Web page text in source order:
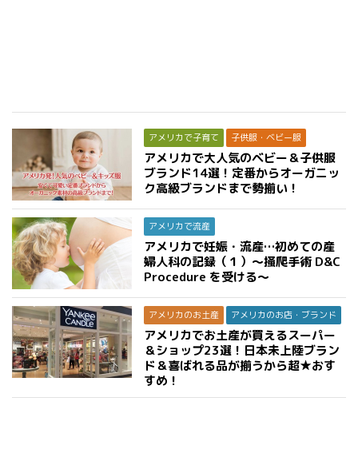
アメリカで子育て 子供服・ベビー服
アメリカで大人気のベビー＆子供服
ブランド14選！定番からオーガニッ
ク高級ブランドまで勢揃い！
アメリカで流産
アメリカで妊娠・流産…初めての産
婦人科の記録（１）〜掻爬手術 D&C
Procedure を受ける〜
アメリカのお土産 アメリカのお店・ブランド
アメリカでお土産が買えるスーパー
＆ショップ23選！日本未上陸ブラン
ド＆喜ばれる品が揃うから超★おす
すめ！